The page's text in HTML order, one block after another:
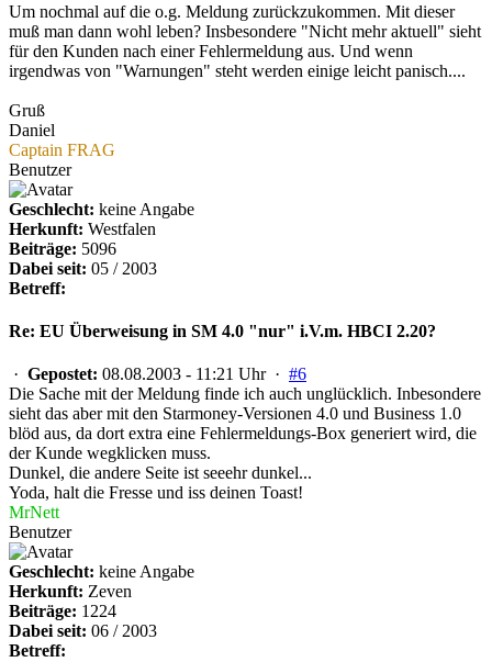
Um nochmal auf die o.g. Meldung zurückzukommen. Mit dieser
muß man dann wohl leben? Insbesondere "Nicht mehr aktuell" sieht
für den Kunden nach einer Fehlermeldung aus. Und wenn
irgendwas von "Warnungen" steht werden einige leicht panisch....
Gruß
Daniel
Captain FRAG
Benutzer
Geschlecht: keine Angabe
Herkunft: Westfalen
Beiträge: 5096
Dabei seit: 05 / 2003
Betreff:
Re: EU Überweisung in SM 4.0 "nur" i.V.m. HBCI 2.20?
· Gepostet: 08.08.2003 - 11:21 Uhr · #6
Die Sache mit der Meldung finde ich auch unglücklich. Inbesondere
sieht das aber mit den Starmoney-Versionen 4.0 und Business 1.0
blöd aus, da dort extra eine Fehlermeldungs-Box generiert wird, die
der Kunde wegklicken muss.
Dunkel, die andere Seite ist seeehr dunkel...
Yoda, halt die Fresse und iss deinen Toast!
MrNett
Benutzer
Geschlecht: keine Angabe
Herkunft: Zeven
Beiträge: 1224
Dabei seit: 06 / 2003
Betreff: